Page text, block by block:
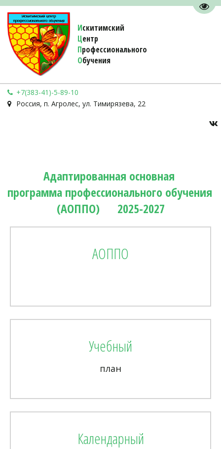
Искитимский
Центр
Профессионального
Обучения
+7(383-41)-5-89-10
Россия, п. Агролес, ул. Тимирязева, 22
Адаптированная основная
программа профессионального обучения
(АОППО)      2025-2027
АОППО
Учебный
план
Календарный